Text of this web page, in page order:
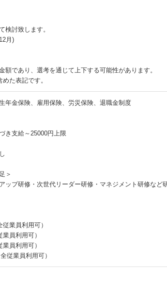
検討致します。
月)
額であり、選考を通じて上下する可能性があります。
た表記です。
年金保険、雇用保険、労災保険、退職金制度
き支給～25000円上限
＞
ップ研修・次世代リーダー研修・マネジメント研修など
業員利用可）
員利用可）
員利用可）
従業員利用可）